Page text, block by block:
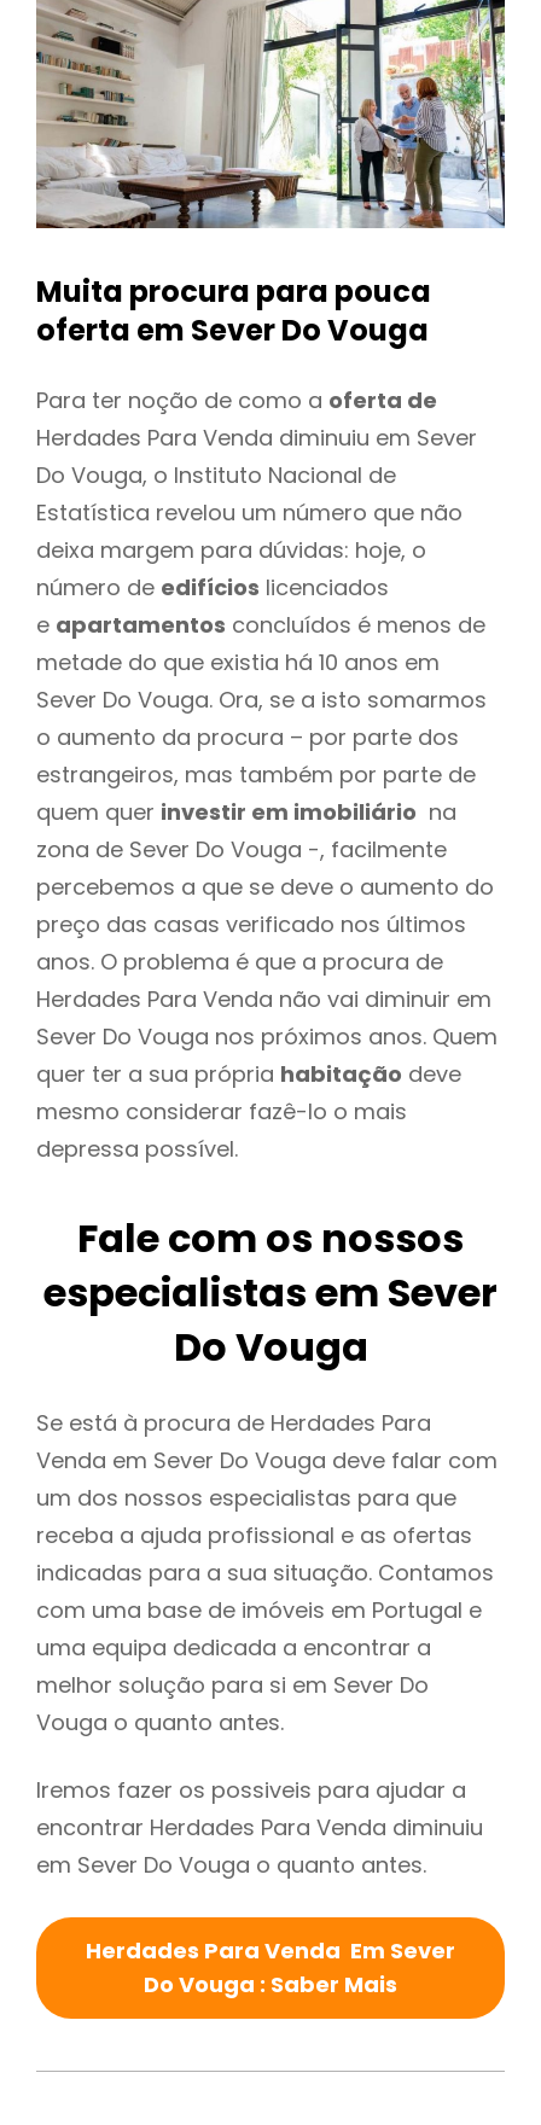
Muita procura para pouca
oferta em Sever Do Vouga
Para ter noção de como a oferta de
Herdades Para Venda diminuiu em Sever
Do Vouga, o Instituto Nacional de
Estatística revelou um número que não
deixa margem para dúvidas: hoje, o
número de edifícios licenciados
e apartamentos concluídos é menos de
metade do que existia há 10 anos em
Sever Do Vouga. Ora, se a isto somarmos
o aumento da procura – por parte dos
estrangeiros, mas também por parte de
quem quer investir em imobiliário na
zona de Sever Do Vouga -, facilmente
percebemos a que se deve o aumento do
preço das casas verificado nos últimos
anos. O problema é que a procura de
Herdades Para Venda não vai diminuir em
Sever Do Vouga nos próximos anos. Quem
quer ter a sua própria habitação deve
mesmo considerar fazê-lo o mais
depressa possível.
Fale com os nossos
especialistas em Sever
Do Vouga
Se está à procura de Herdades Para
Venda em Sever Do Vouga deve falar com
um dos nossos especialistas para que
receba a ajuda profissional e as ofertas
indicadas para a sua situação. Contamos
com uma base de imóveis em Portugal e
uma equipa dedicada a encontrar a
melhor solução para si em Sever Do
Vouga o quanto antes.
Iremos fazer os possiveis para ajudar a
encontrar Herdades Para Venda diminuiu
em Sever Do Vouga o quanto antes.
Herdades Para Venda Em Sever
Do Vouga : Saber Mais